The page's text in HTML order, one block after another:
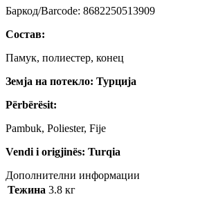
Баркод/Barcode: 8682250513909
Состав:
Памук, полиестер, конец
Земја на потекло: Турција
Përbërësit:
Pambuk, Poliester, Fije
Vendi i origjinës: Turqia
Дополнителни информации
Тежина 3.8 кг